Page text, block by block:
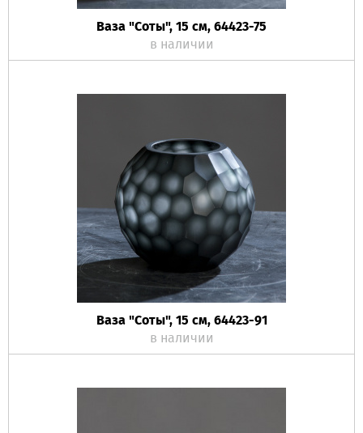
Ваза "Соты", 15 см, 64423-75
в наличии
Ваза "Соты", 15 см, 64423-91
в наличии